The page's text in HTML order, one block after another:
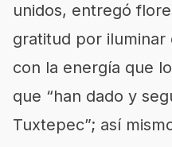
unidos, entregó
gratitud por iluminar
con la energía que
que “han dado y
Tuxtepec”; así